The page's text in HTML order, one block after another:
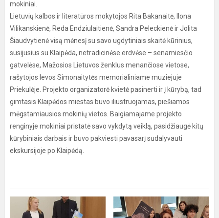
mokiniai.
Lietuvių kalbos ir literatūros mokytojos Rita Bakanaitė, Ilona
Vilikanskienė, Reda Endziulaitienė, Sandra Peleckienė ir Jolita
Šiaudvytienė visą mėnesį su savo ugdytiniais skaitė kūrinius,
susijusius su Klaipėda, netradicinėse erdvėse – senamiesčio
gatvelėse, Mažosios Lietuvos ženklus menančiose vietose,
rašytojos Ievos Simonaitytės memorialiniame muziejuje
Priekulėje. Projekto organizatorė kvietė pasinerti ir į kūrybą, tad
gimtasis Klaipėdos miestas buvo iliustruojamas, piešiamos
mėgstamiausios mokinių vietos. Baigiamajame projekto
renginyje mokiniai pristatė savo vykdytą veiklą, pasidžiaugė kitų
kūrybiniais darbais ir buvo pakviesti pavasarį sudalyvauti
ekskursijoje po Klaipėdą.